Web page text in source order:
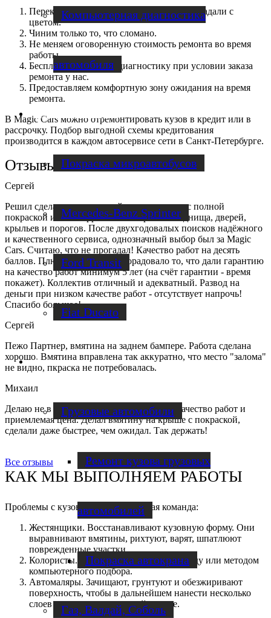
Компьютерная диагностика
автомобиля
Ремонт микроавтобусов
Покраска микроавтобусов
Mercedes-Benz Sprinter
Ford Transit
Fiat Ducato
Ремонт фургонов
Грузовые автомобили
Ремонт кузова грузовых
автомобилей
Покраска автокрана
Газ, Валдай, Соболь
Перекрасим кузов за свой счёт, если не угадали с
цветом.
Чиним только то, что сломано.
Не меняем оговоренную стоимость ремонта во время
работы.
Бесплатно проводим диагностику при условии заказа
ремонта у нас.
Предоставляем комфортную зону ожидания на время
ремонта.
В Magic Cars можно отремонтировать кузов в кредит или в
рассрочку. Подбор выгодной схемы кредитования
производится в каждом автосервисе сети в Санкт-Петербурге.
Отзывы клиентов
Сергей
Решил сделать капитальный ремонт кузова с полной
покраской и антикоррозийной обработкой днища, дверей,
крыльев и порогов. После двухгодовалых поисков надёжного
и качественного сервиса, однозначный выбор был за Magic
Cars. Считаю, что не прогадал! Качество работ на десять
баллов. Плюс очень сильно порадовало то, что дали гарантию
на качество работ минимум 5 лет (на счёт гарантии - время
покажет). Коллектив отличный и адекватный. Развод на
деньги при низком качестве работ - отсутствует напрочь!
Спасибо большое!
Сергей
Пежо Партнер, вмятина на заднем бампере. Работа сделана
хорошо. Вмятина вправлена так аккуратно, что место "залома"
не видно, пкраска не потребовалась.
Михаил
Делаю не в первый раз. Всегда отличное качество работ и
приемлемая цена. Делал вмятину на крыше с покраской,
сделали даже быстрее, чем ожидал. Так держать!
Все отзывы
КАК МЫ ВЫПОЛНЯЕМ РАБОТЫ
Проблемы с кузовом устраняет целая команда:
Жестянщики. Восстанавливают кузовную форму. Они
выравнивают вмятины, рихтуют, варят, шпатлюют
поврежденные участки.
Колористы. Подбирают цвет по VIN-коду или методом
компьютерного подбора.
Автомаляры. Зачищают, грунтуют и обезжиривают
поверхность, чтобы в дальнейшем нанести несколько
слоев краски в покрасочной камере.